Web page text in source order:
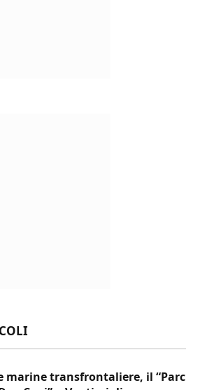
marine transfrontaliere, il “Parc